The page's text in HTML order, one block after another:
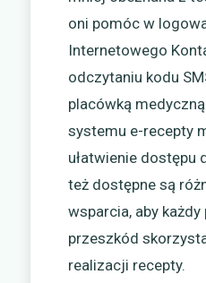
oni pomóc w
Internetowego
odczytaniu kodu
placówką
systemu e-recepty
ułatwienie dostępu
też dostępne są
wsparcia, aby
przeszkód
realizacji recepty.